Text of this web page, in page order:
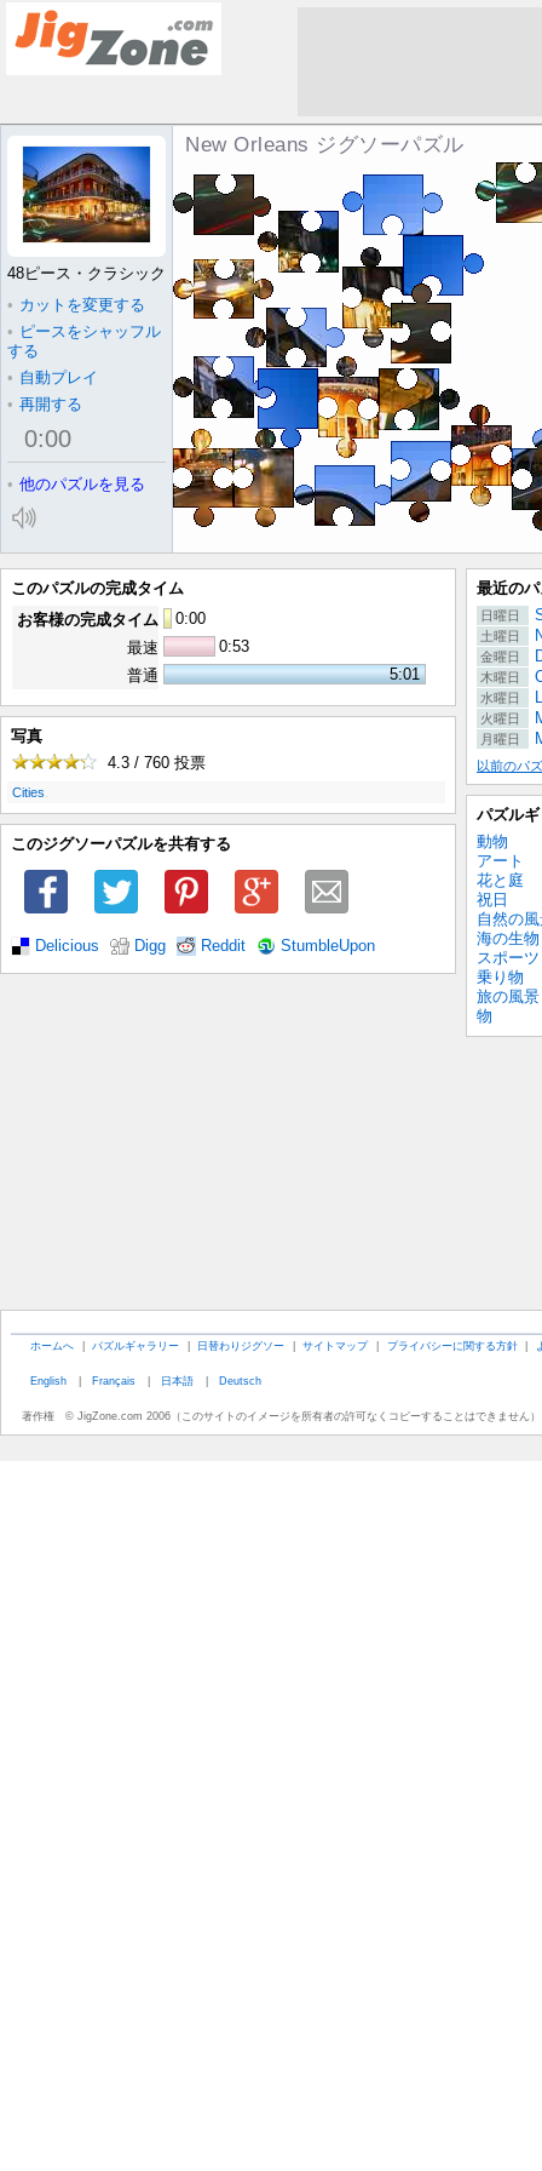
New Orleans ジグソーパズル
48ピース・クラシック
• カットを変更する
• ピースをシャッフル
する
• 自動プレイ
• 再開する
0:00
• 他のパズルを見る
このパズルの完成タイム
お客様の完成タイム
0:00
最速
0:53
普通
5:01
写真
4.3 / 760 投票
Cities
このジグソーパズルを共有する
Delicious Digg Reddit StumbleUpon
最近の
日曜日
土曜日
金曜日
木曜日
水曜日
火曜日
月曜日
以前のパ
パズル
動物
アート
花と庭
祝日
自然の
海の生物
スポーツ
乗り物
旅の風景
物
ホームへ | パズルギャラリー | 日替わりジグソー | サイトマップ | プライバシーに関する方針 |
English | Français | 日本語 | Deutsch
著作権 © JigZone.com 2006（このサイトのイメージを所有者の許可なくコピーすることはできません）